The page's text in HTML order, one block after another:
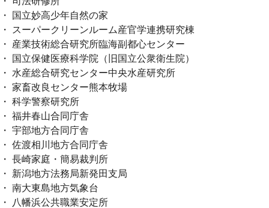
・ 国立妙高少年自然の家
・ スーパークリーンルーム産官学連携研究棟
・ 産業技術総合研究所臨海副都心センター
・ 国立保健医療科学院（旧国立公衆衛生院）
・ 水産総合研究センター中央水産研究所
・ 家畜改良センター熊本牧場
・ 科学警察研究所
・ 福井春山合同庁舎
・ 宇部地方合同庁舎
・ 佐渡相川地方合同庁舎
・ 長崎家庭・簡易裁判所
・ 新潟地方法務局新発田支局
・ 南大東島地方気象台
・ 八幡浜公共職業安定所